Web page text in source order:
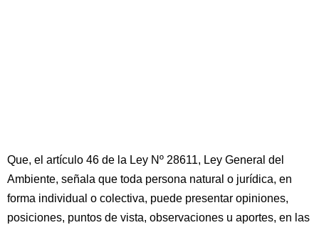
Que, el artículo 46 de la Ley Nº 28611, Ley General del
Ambiente, señala que toda persona natural o jurídica, en
forma individual o colectiva, puede presentar opiniones,
posiciones, puntos de vista, observaciones u aportes, en las